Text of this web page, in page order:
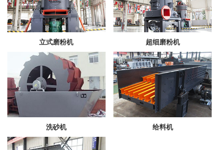
立式磨粉机 超细磨粉机
洗砂机 给料机